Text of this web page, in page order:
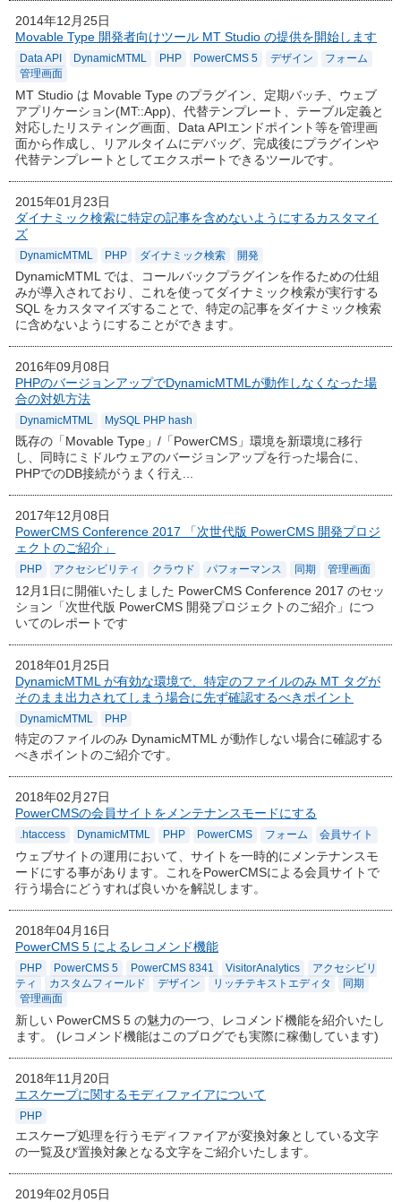
2014年12月25日
Movable Type 開発者向けツール MT Studio の提供を開始します
Data API DynamicMTML PHP PowerCMS 5 デザイン
フォーム
管理画面
MT Studio は Movable Type のプラグイン、定期バッチ、ウェブ
アプリケーション(MT::App)、代替テンプレート、テーブル定義と
対応したリスティング画面、Data APIエンドポイント等を管理画
面から作成し、リアルタイムにデバッグ、完成後にプラグインや
代替テンプレートとしてエクスポートできるツールです。
2015年01月23日
ダイナミック検索に特定の記事を含めないようにするカスタマイ
ズ
DynamicMTML PHP ダイナミック検索 開発
DynamicMTML では、コールバックプラグインを作るための仕組
みが導入されており、これを使ってダイナミック検索が実行する
SQL をカスタマイズすることで、特定の記事をダイナミック検索
に含めないようにすることができます。
2016年09月08日
PHPのバージョンアップでDynamicMTMLが動作しなくなった場
合の対処方法
DynamicMTML MySQL PHP hash
既存の「Movable Type」/「PowerCMS」環境を新環境に移行
し、同時にミドルウェアのバージョンアップを行った場合に、
PHPでのDB接続がうまく行え...
2017年12月08日
PowerCMS Conference 2017 「次世代版 PowerCMS 開発プロジ
ェクトのご紹介」
PHP アクセシビリティ クラウド パフォーマンス 同期 管理画面
12月1日に開催いたしました PowerCMS Conference 2017 のセッ
ション「次世代版 PowerCMS 開発プロジェクトのご紹介」につ
いてのレポートです
2018年01月25日
DynamicMTML が有効な環境で、特定のファイルのみ MT タグが
そのまま出力されてしまう場合に先ず確認するべきポイント
DynamicMTML PHP
特定のファイルのみ DynamicMTML が動作しない場合に確認する
べきポイントのご紹介です。
2018年02月27日
PowerCMSの会員サイトをメンテナンスモードにする
.htaccess DynamicMTML PHP PowerCMS フォーム 会員サイト
ウェブサイトの運用において、サイトを一時的にメンテナンスモ
ードにする事があります。これをPowerCMSによる会員サイトで
行う場合にどうすれば良いかを解説します。
2018年04月16日
PowerCMS 5 によるレコメンド機能
PHP PowerCMS 5 PowerCMS 8341 VisitorAnalytics
アクセシビリ
ティ
カスタムフィールド デザイン リッチテキストエディタ
同期
管理画面
新しい PowerCMS 5 の魅力の一つ、レコメンド機能を紹介いたし
ます。 (レコメンド機能はこのブログでも実際に稼働しています)
2018年11月20日
エスケープに関するモディファイアについて
PHP
エスケープ処理を行うモディファイアが変換対象としている文字
の一覧及び置換対象となる文字をご紹介いたします。
2019年02月05日